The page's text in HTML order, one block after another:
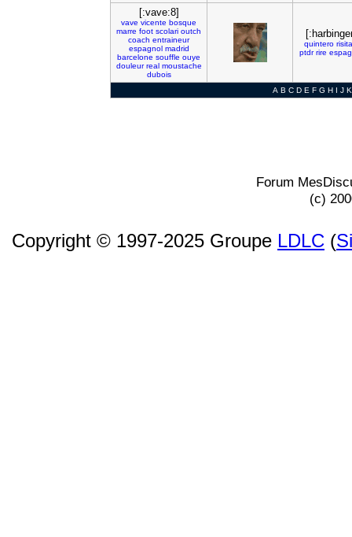
[:vave:8]
vave vicente bosque
marre foot scolari outch
coach entraineur
espagnol madrid
barcelone souffle ouye
douleur real moustache
dubois
quintero
ptdr rire
A B C D E F G H I J K
Forum
(c)
Copyright © 1997-2025 Groupe LDLC (